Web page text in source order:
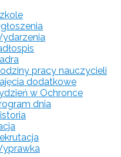
pracy nauczycieli
dodatkowe
w Ochronce
dnia